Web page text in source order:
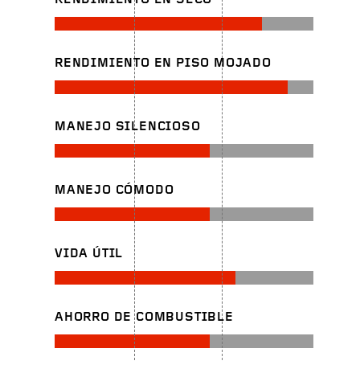
RENDIMIENTO EN PISO MOJADO
MANEJO SILENCIOSO
MANEJO CÓMODO
VIDA ÚTIL
AHORRO DE COMBUSTIBLE